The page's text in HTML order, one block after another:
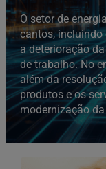
O setor de
cantos, incluindo
a deterioração
de trabalho. No
além da
produtos e os
modernização da